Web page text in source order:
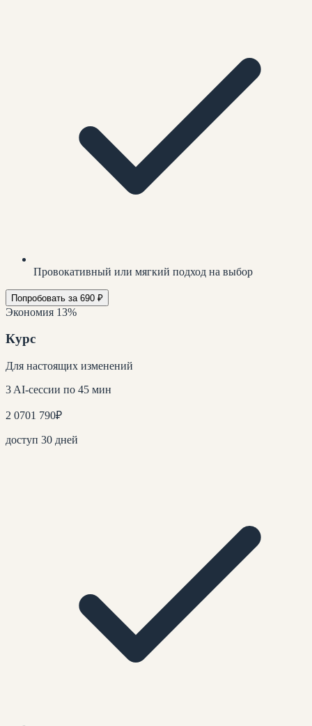
Провокативный или мягкий подход на выбор
Попробовать за 690 ₽
Экономия 13%
Курс
Для настоящих изменений
3 AI-сессии по 45 мин
2 0701 790₽
доступ 30 дней